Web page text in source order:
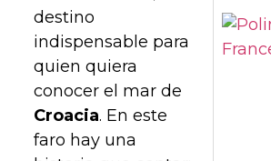
destino
indispensable para
quien quiera
conocer el mar de
Croacia. En este
faro hay una